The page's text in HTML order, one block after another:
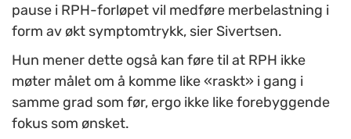
pause i RPH-forløpet vil medføre merbelastning i
form av økt symptomtrykk, sier Sivertsen.
Hun mener dette også kan føre til at RPH ikke
møter målet om å komme like «raskt» i gang i
samme grad som før, ergo ikke like forebyggende
fokus som ønsket.